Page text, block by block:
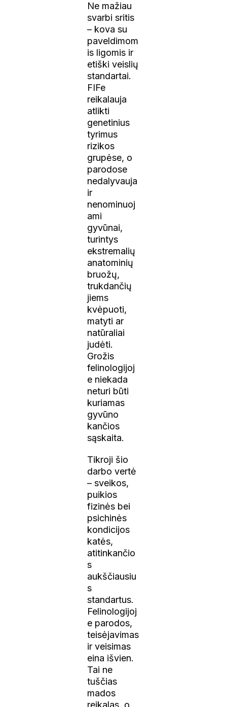
Ne mažiau
svarbi sritis
– kova su
paveldimom
is ligomis ir
etiški veislių
standartai.
FIFe
reikalauja
atlikti
genetinius
tyrimus
rizikos
grupėse, o
parodose
nedalyvauja
ir
nenominuoj
ami
gyvūnai,
turintys
ekstremalių
anatominių
bruožų,
trukdančių
jiems
kvėpuoti,
matyti ar
natūraliai
judėti.
Grožis
felinologijoj
e niekada
neturi būti
kuriamas
gyvūno
kančios
sąskaita.
Tikroji šio
darbo vertė
– sveikos,
puikios
fizinės bei
psichinės
kondicijos
katės,
atitinkančio
s
aukščiausiu
s
standartus.
Felinologijoj
e parodos,
teisėjavimas
ir veisimas
eina išvien.
Tai ne
tuščias
mados
reikalas, o